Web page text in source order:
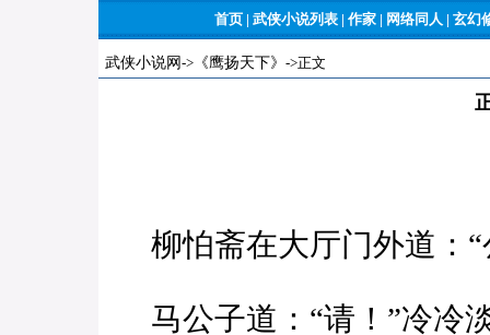
首页 | 武侠小说列表 | 作家 | 网络同人 | 玄幻
武侠小说网 -> 《鹰扬天下》 ->正文
柳怕斋在大厅门外道：
马公子道：“请！”冷冷